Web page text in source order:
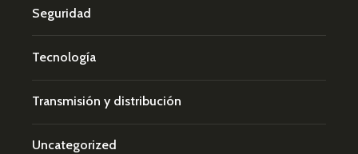
Seguridad
Tecnología
Transmisión y distribución
Uncategorized